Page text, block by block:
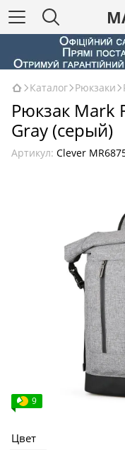
Каталог Рюкзаки
Рюкзак Mark
Gray (серый)
Артикул: Clever
9
Цвет